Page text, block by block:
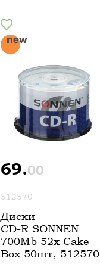
69.00
512570
Диски
CD-R SONNEN
700Mb 52x Cake
Box 50шт, 512570